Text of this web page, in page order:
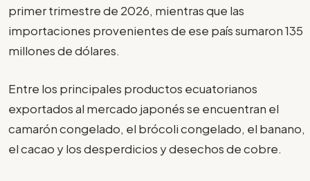
primer trimestre de 2026, mientras que las
importaciones provenientes de ese país sumaron 135
millones de dólares.
Entre los principales productos ecuatorianos
exportados al mercado japonés se encuentran el
camarón congelado, el brócoli congelado, el banano,
el cacao y los desperdicios y desechos de cobre.